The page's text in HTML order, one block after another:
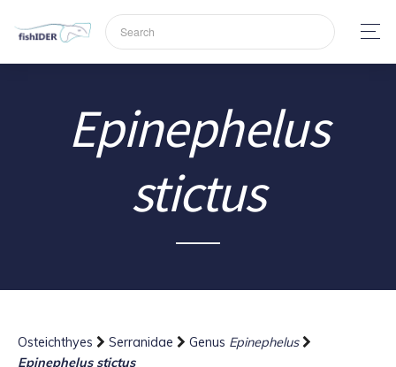
Epinephelus
stictus
Osteichthyes Serranidae Genus Epinephelus
Epinephelus stictus